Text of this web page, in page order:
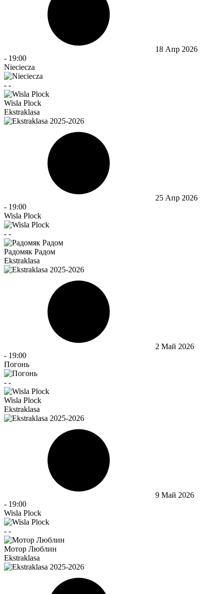
18 Апр 2026
- 19:00
Nieciecza
- -
Wisla Plock
Ekstraklasa
25 Апр 2026
- 19:00
Wisla Plock
- -
Радомяк Радом
Ekstraklasa
2 Май 2026
- 19:00
Погонь
- -
Wisla Plock
Ekstraklasa
9 Май 2026
- 19:00
Wisla Plock
- -
Мотор Люблин
Ekstraklasa